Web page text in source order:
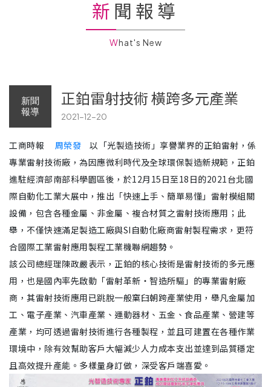
新聞報導
What's New
新聞
報導
正鉑雷射技術 橫跨多元產業
2021-12-20
工商時報 周榮發 以「光製造技術」享譽業界的正鉑雷射，係
專業雷射技術廠，為因應微利時代及全球環保製造新規範，正鉑
進駐經濟部南部科學園區後，於12月15日至18日的2021台北國
際自動化工業大展中，推出「快速上手、簡單易懂」雷射模組關
設備，包含各種金屬、非金屬、複合材質之雷射技術應用；此
舉，不僅快速滿足製造工廠與SI自動化廠商雷射製程需求，更符
合國際工業雷射應用製程工業機聯網趨勢。
該公司總經理陳政嚴表示，正鉑的核心技術是雷射技術的多元應
用，也是國內率先啟動「雷射革新‧智造所驅」的專業雷射廠
商，其雷射技術應用已跳脫一般窠臼朝跨產業使用，舉凡金屬加
工、電子產業、汽車產業、運動器材、五金、食品產業、營建等
產業，均可透過雷射技術進行各種製程，並且可建置在各種作業
環境中，除有效幫助客戶大幅減少人力成本支出並達到品質穩定
且高效提升產能。多樣量身訂做，深受客戶端喜愛。